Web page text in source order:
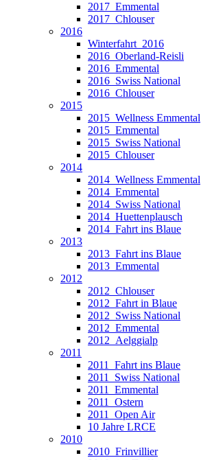
2017_Emmental
2017_Chlouser
2016
Winterfahrt_2016
2016_Oberland-Reisli
2016_Emmental
2016_Swiss National
2016_Chlouser
2015
2015_Wellness Emmental
2015_Emmental
2015_Swiss National
2015_Chlouser
2014
2014_Wellness Emmental
2014_Emmental
2014_Swiss National
2014_Huettenplausch
2014_Fahrt ins Blaue
2013
2013_Fahrt ins Blaue
2013_Emmental
2012
2012_Chlouser
2012_Fahrt in Blaue
2012_Swiss National
2012_Emmental
2012_Aelggialp
2011
2011_Fahrt ins Blaue
2011_Swiss National
2011_Emmental
2011_Ostern
2011_Open Air
10 Jahre LRCE
2010
2010_Frinvillier